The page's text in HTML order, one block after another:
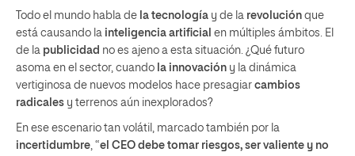
Todo el mundo habla de la tecnología y de la revolución que
está causando la inteligencia artificial en múltiples ámbitos. El
de la publicidad no es ajeno a esta situación. ¿Qué futuro
asoma en el sector, cuando la innovación y la dinámica
vertiginosa de nuevos modelos hace presagiar cambios
radicales y terrenos aún inexplorados?
En ese escenario tan volátil, marcado también por la
incertidumbre , “el CEO debe tomar riesgos, ser valiente y no